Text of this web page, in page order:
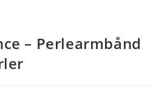
– Perlearmbånd